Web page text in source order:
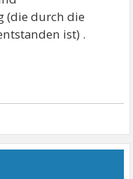
(die durch die
ist) .